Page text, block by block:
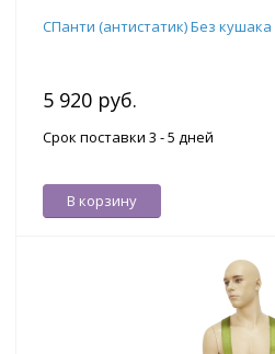
СПанти (антистатик) Без кушака
5 920 руб.
Срок поставки 3 - 5 дней
В корзину